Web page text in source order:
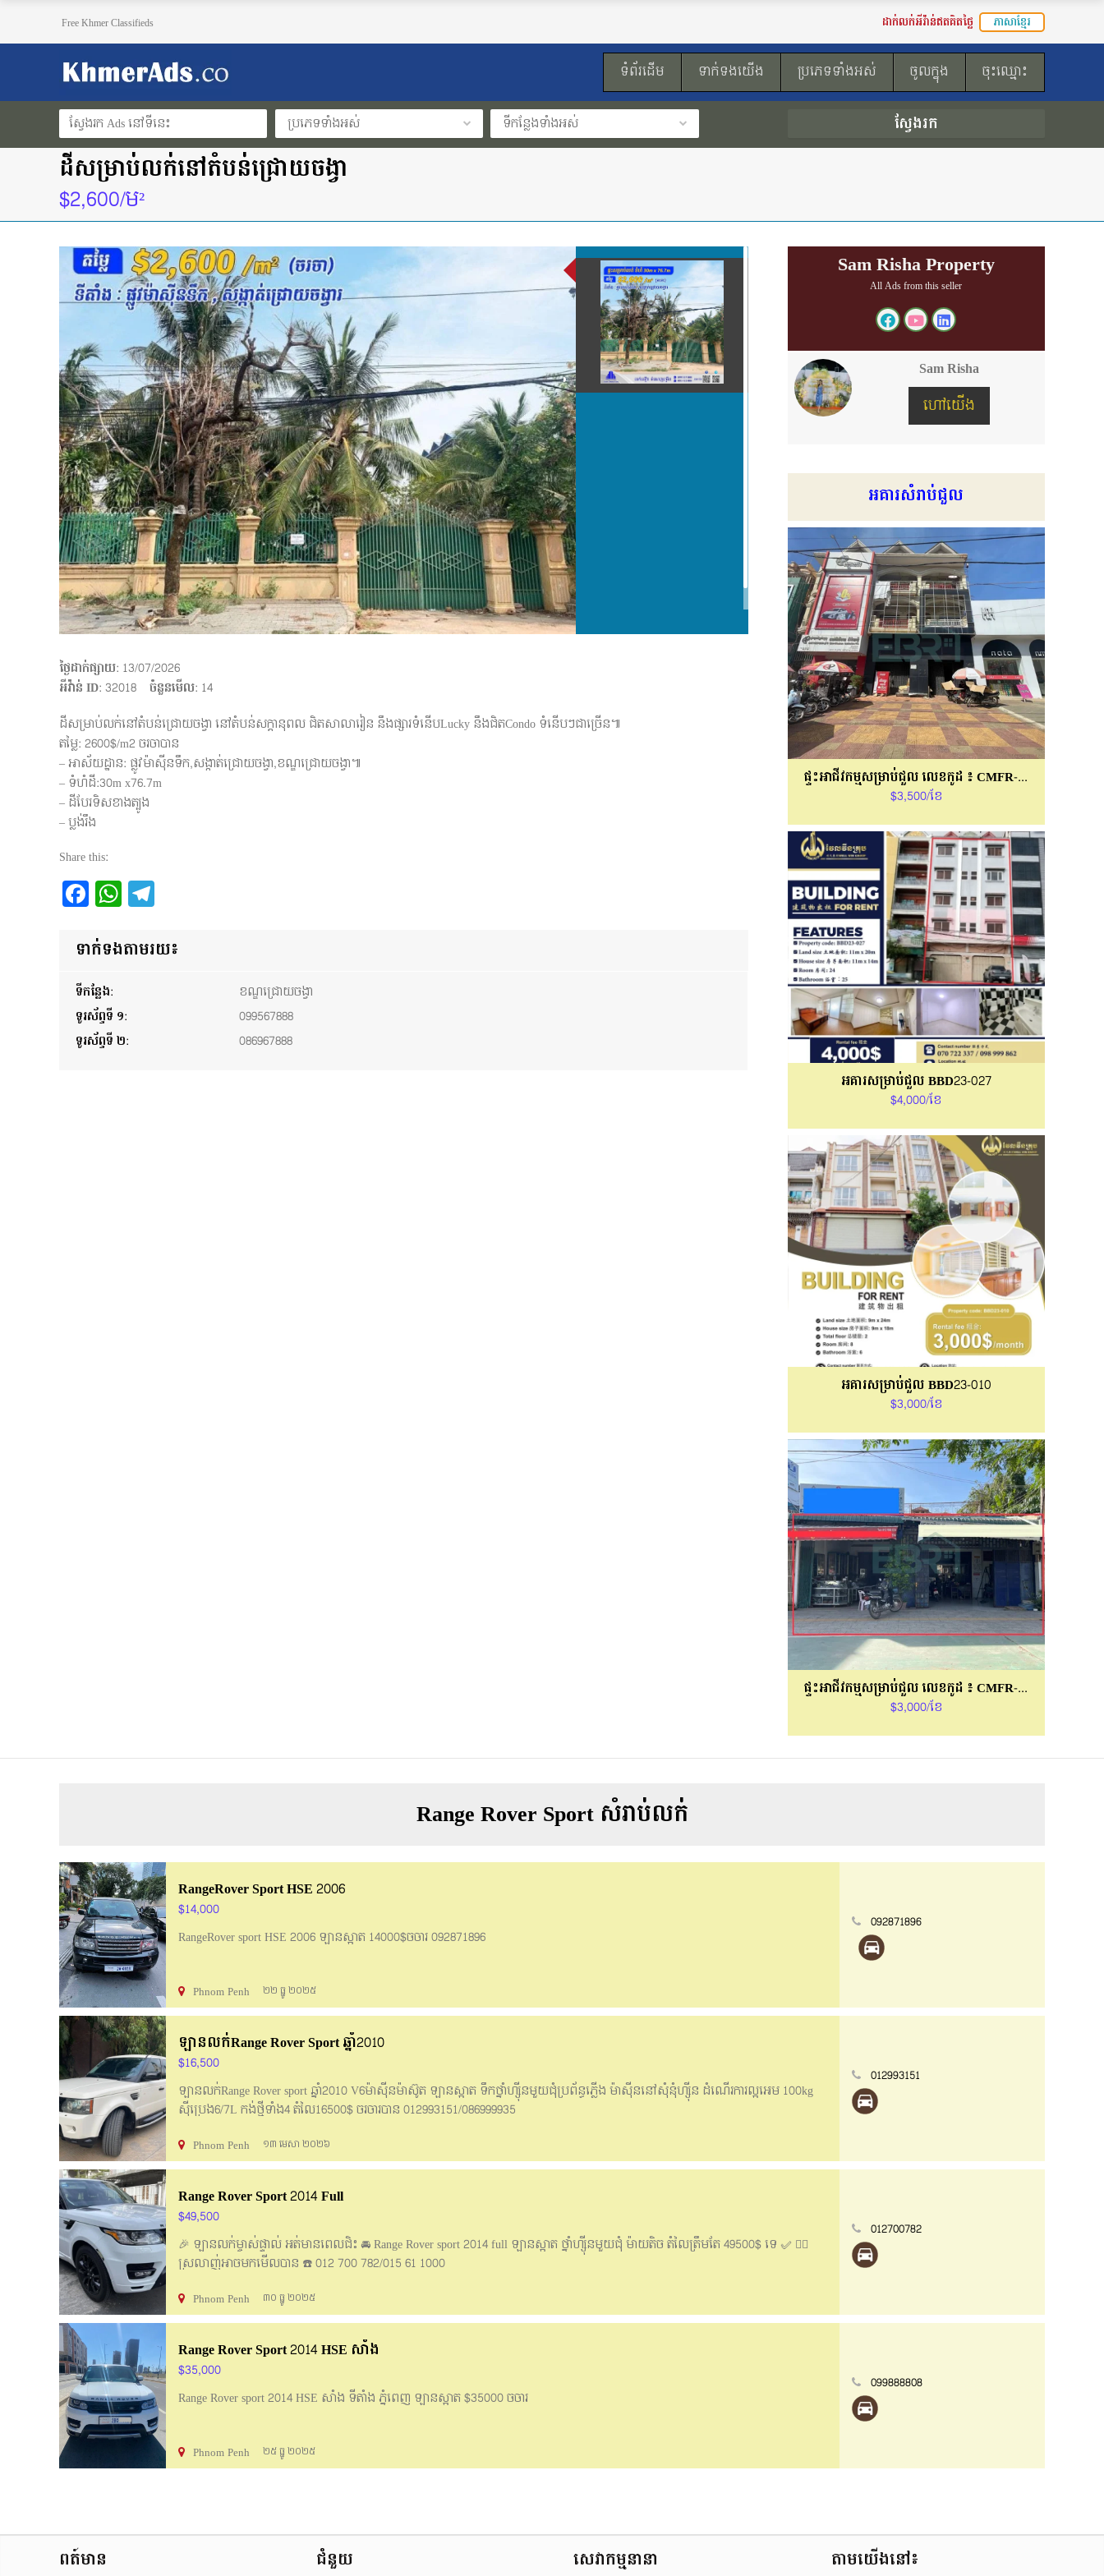
ដាក់លក់អីវ៉ាន់ឥតគិតថ្លៃ ភាសាខ្មែរ
Free Khmer Classifieds
ទំព័រដើម ទាក់ទងយើង ប្រភេទទាំងអស់ ចូលក្នុង ចុះឈ្មោះ
ប្រភេទទាំងអស់ ទីកន្លែងទាំងអស់ ស្វែងរក
ដីសម្រាប់លក់នៅតំបន់ជ្រោយចង្វា
$2,600/ម²
ថ្ងៃដាក់ផ្សាយ: 13/07/2026
អីវ៉ាន់ ID: 32018 ចំនួនមើល: 14
ដីសម្រាប់លក់នៅតំបន់ជ្រោយចង្វា នៅតំបន់សក្ដានុពល ជិតសាលារៀន នឹងផ្សារទំនេីបLucky នឹងជិតCondo ទំនេីបៗជាច្រេីន៕
តម្លៃ: 2600$/m2 ចរចាបាន
– អាស័យដ្ឋាន: ផ្លូវម៉ាសុីនទឹក,សង្កាត់ជ្រោយចង្វា,ខណ្ឌជ្រោយចង្វា៕
– ទំហំដី:30m x76.7m
– ដីបែរទិសខាងត្បូង
– ប្លង់រឹង
Share this:
Facebook
WhatsApp
ទាក់ទងតាមរយ៖
ទីកន្លែង:
ខណ្ឌជ្រោយចង្វា
ទូរស័ព្ទទី ១:
099567888
ទូរស័ព្ទទី ២:
086967888
Sam Risha Property
All Ads from this seller
Sam Risha
ហៅយើង
អគារសំរាប់ជួល
ផ្ទះអាជីវកម្មសម្រាប់ជួល លេខកូដ ៖ CMFR-606
$3,500/ខែ
អគារសម្រាប់ជួល BBD23-027
$4,000/ខែ
អគារសម្រាប់ជួល BBD23-010
$3,000/ខែ
ផ្ទះអាជីវកម្មសម្រាប់ជួល លេខកូដ ៖ CMFR-603
$3,000/ខែ
Range Rover Sport សំរាប់លក់
RangeRover Sport HSE 2006
$14,000
RangeRover sport HSE 2006 ឡានស្អាត 14000$ចចារ 092871896
Phnom Penh ២២ ធ្នូ ២០២៥
092871896
ឡានលក់Range Rover Sport ឆ្នាំ2010
$16,500
ឡានលក់Range Rover sport ឆ្នាំ2010 V6ម៉ាសុីនម៉ាស៊ូត ឡានស្អាត ទឹកថ្នាំហ្សុីនមួយជុំប្រព័ន្ធភ្លើង ម៉ាសុីននៅសុំនុំហ្សុីន ដំណើរការល្អអេម 100kg
សុីប្រេង6/7L កង់ថ្មីទាំង4 តំលៃ16500$ ចរចារបាន 012993151/086999935
Phnom Penh ១៣ មេសា ២០២៦
012993151
Range Rover Sport 2014 Full
$49,500
🎉 ឡានលក់ម្ចាស់ផ្ទាល់ អត់មានពេលជិះ 🚘 Range Rover sport 2014 full ឡានស្អាត ថ្នាំហ្ស៊ីនមួយជុំ ម៉ាយតិច តំលៃត្រឹមតែ 49500$ ទេ ✅ 👍🏻
ស្រលាញ់អាចមកមើលបាន ☎️ 012 700 782/015 61 1000
Phnom Penh ៣០ ធ្នូ ២០២៥
012700782
Range Rover Sport 2014 HSE សាំង
$35,000
Range Rover sport 2014 HSE សាំង ទីតាំង ភ្នំពេញ ឡានស្អាត $35000 ចចារ
Phnom Penh ២៥ ធ្នូ ២០២៥
099888808
ពត៍មាន ជំនួយ សេវាកម្មនានា តាមយើងនៅ៖